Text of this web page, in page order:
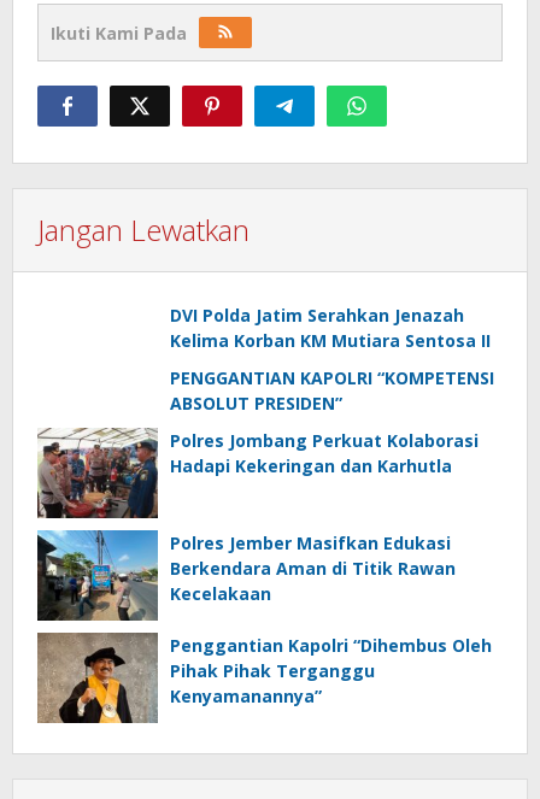
Ikuti Kami Pada
Jangan Lewatkan
DVI Polda Jatim Serahkan Jenazah
Kelima Korban KM Mutiara Sentosa II
PENGGANTIAN KAPOLRI “KOMPETENSI
ABSOLUT PRESIDEN”
Polres Jombang Perkuat Kolaborasi
Hadapi Kekeringan dan Karhutla
Polres Jember Masifkan Edukasi
Berkendara Aman di Titik Rawan
Kecelakaan
Penggantian Kapolri “Dihembus Oleh
Pihak Pihak Terganggu
Kenyamanannya”